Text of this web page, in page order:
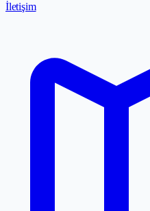
İletişim